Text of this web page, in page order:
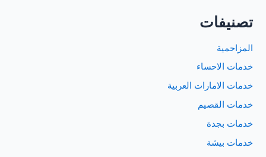
تصنيفات
المزاحمية
خدمات الاحساء
خدمات الامارات العربية
خدمات القصيم
خدمات بجدة
خدمات بيشة